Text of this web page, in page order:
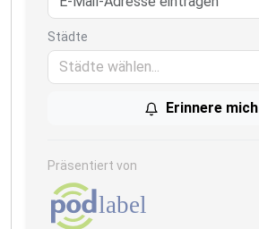
Städte
Städte wählen...
Erinnere mich
Präsentiert von